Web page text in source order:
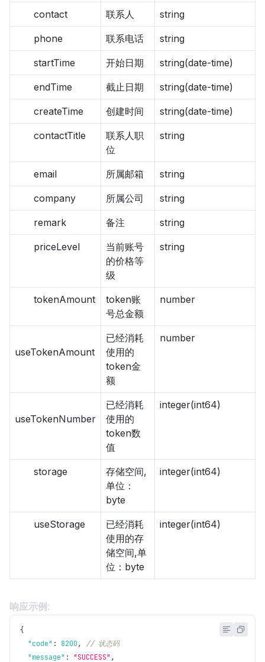
contact 联系人 string
phone 联系电话 string
startTime 开始日期 string(date-time)
endTime 截止日期 string(date-time)
createTime 创建时间 string(date-time)
contactTitle
联系人职
位
string
email 所属邮箱 string
company 所属公司 string
remark 备注 string
priceLevel
当前账号
的价格等
级
string
tokenAmount
token账
号总金额
number
useTokenAmount
已经消耗
使用的
token金
额
number
useTokenNumber
已经消耗
使用的
token数
值
integer(int64)
storage
存储空间,
单位：
byte
integer(int64)
useStorage
已经消耗
使用的存
储空间,单
位：byte
integer(int64)
响应示例 :
{
"code" : 8200,
// 状态码
"message" : "SUCCESS" ,